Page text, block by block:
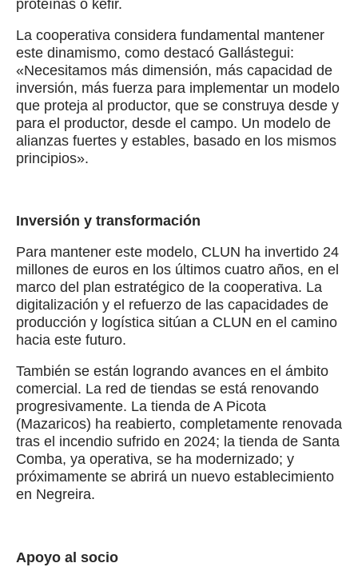
proteínas o kéfir.
La cooperativa considera fundamental mantener
este dinamismo, como destacó Gallástegui:
«Necesitamos más dimensión, más capacidad de
inversión, más fuerza para implementar un modelo
que proteja al productor, que se construya desde y
para el productor, desde el campo. Un modelo de
alianzas fuertes y estables, basado en los mismos
principios».
Inversión y transformación
Para mantener este modelo, CLUN ha invertido 24
millones de euros en los últimos cuatro años, en el
marco del plan estratégico de la cooperativa. La
digitalización y el refuerzo de las capacidades de
producción y logística sitúan a CLUN en el camino
hacia este futuro.
También se están logrando avances en el ámbito
comercial. La red de tiendas se está renovando
progresivamente. La tienda de A Picota
(Mazaricos) ha reabierto, completamente renovada
tras el incendio sufrido en 2024; la tienda de Santa
Comba, ya operativa, se ha modernizado; y
próximamente se abrirá un nuevo establecimiento
en Negreira.
Apoyo al socio